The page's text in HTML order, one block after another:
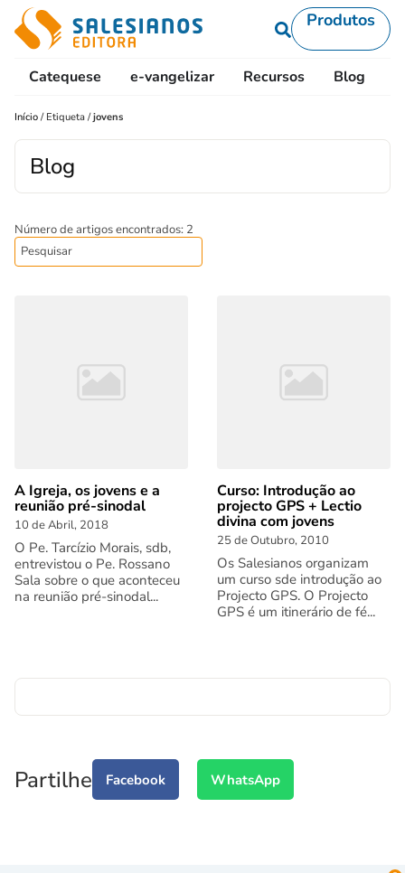
Produtos
Catequese e-vangelizar Recursos Blog
Início / Etiqueta /jovens
Blog
Número de artigos encontrados: 2
A Igreja, os jovens e a
reunião pré-sinodal
10 de Abril, 2018
O Pe. Tarcízio Morais, sdb,
entrevistou o Pe. Rossano
Sala sobre o que aconteceu
na reunião pré-sinodal...
Curso: Introdução ao
projecto GPS + Lectio
divina com jovens
25 de Outubro, 2010
Os Salesianos organizam
um curso sde introdução ao
Projecto GPS. O Projecto
GPS é um itinerário de fé...
Partilhe Facebook WhatsApp